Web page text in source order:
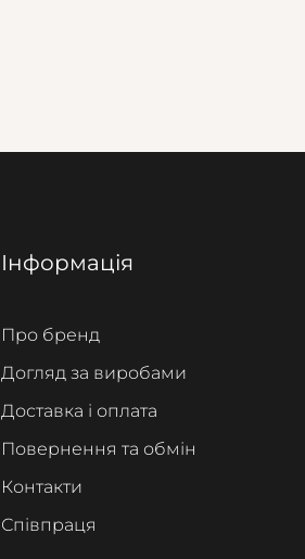
Інформація
Про бренд
Догляд за виробами
Доставка і оплата
Повернення та обмін
Контакти
Співпраця